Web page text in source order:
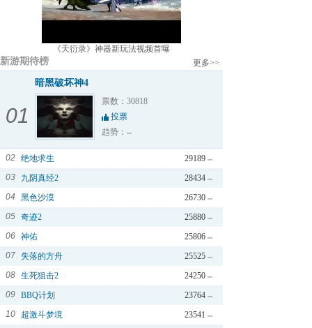
《天衍录》神器新玩法视频首曝
新游期待榜 更多>>
01
暗黑破坏神4
票数：30818
投票
趋势：
02 29189
绝地求生
03
28434
九阴真经2
04
26730
黑色沙漠
05
25880
奇迹2
06
25806
神佑
07
25525
失落的方舟
08
24250
生死狙击2
09
23764
BBQ计划
10
23541
超激斗梦境